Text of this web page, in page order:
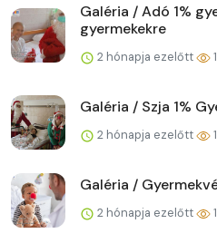
Galéria / Adó 1%
gyermekekre
2 hónapja ezelőtt
Galéria / Szja 1%
2 hónapja ezelőtt
Galéria /
2 hónapja ezelőtt